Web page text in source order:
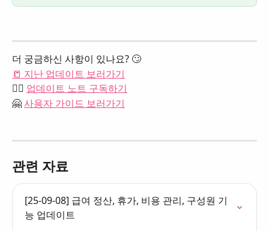
더 궁금하신 사항이 있나요? 🙄
📒 지난 업데이트 보러가기
👉🏻 업데이트 노트 구독하기
🤗 사용자 가이드 보러가기
관련 자료
[25-09-08] 급여 정산, 휴가, 비용 관리, 구성원 기
능 업데이트